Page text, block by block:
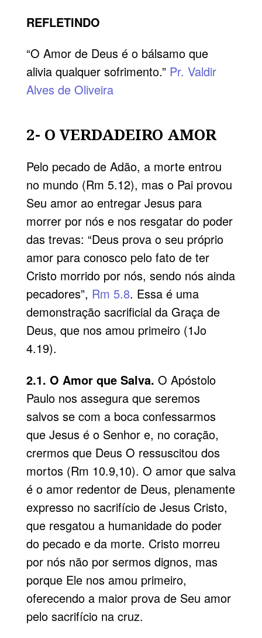
REFLETINDO
“O Amor de Deus é o bálsamo que
alivia qualquer sofrimento.” Pr. Valdir
Alves de Oliveira
2- O VERDADEIRO AMOR
Pelo pecado de Adão, a morte entrou
no mundo (Rm 5.12), mas o Pai provou
Seu amor ao entregar Jesus para
morrer por nós e nos resgatar do poder
das trevas: “Deus prova o seu próprio
amor para conosco pelo fato de ter
Cristo morrido por nós, sendo nós ainda
pecadores”, Rm 5.8. Essa é uma
demonstração sacrificial da Graça de
Deus, que nos amou primeiro (1Jo
4.19).
2.1. O Amor que Salva. O Apóstolo
Paulo nos assegura que seremos
salvos se com a boca confessarmos
que Jesus é o Senhor e, no coração,
crermos que Deus O ressuscitou dos
mortos (Rm 10.9,10). O amor que salva
é o amor redentor de Deus, plenamente
expresso no sacrifício de Jesus Cristo,
que resgatou a humanidade do poder
do pecado e da morte. Cristo morreu
por nós não por sermos dignos, mas
porque Ele nos amou primeiro,
oferecendo a maior prova de Seu amor
pelo sacrifício na cruz.